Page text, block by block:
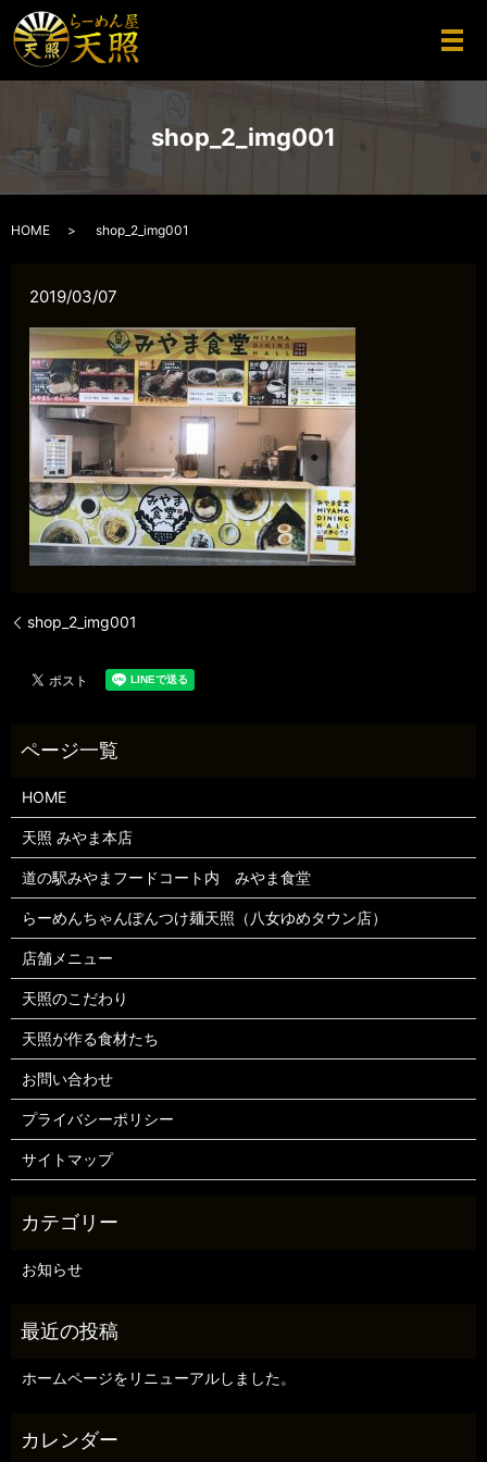
メ
shop_2_img001
HOME shop_2_img001
2019/03/07
shop_2_img001
HOME
天照 みやま本店
道の駅みやまフードコート内 みやま食堂
らーめんちゃんぽんつけ麺天照（八女ゆめタウン店）
店舗メニュー
天照のこだわり
天照が作る食材たち
お問い合わせ
プライバシーポリシー
サイトマップ
お知らせ
ホームページをリニューアルしました。